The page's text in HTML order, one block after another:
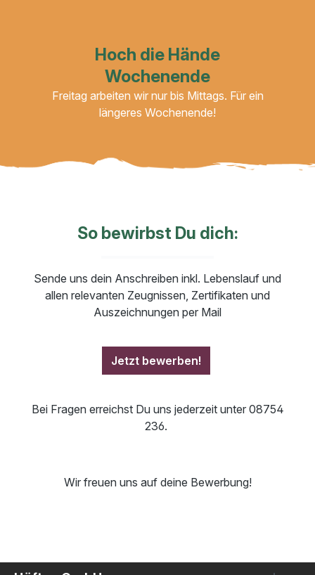
Hoch die Hände
Wochenende
Freitag arbeiten wir nur bis Mittags. Für ein
längeres Wochenende!
So bewirbst Du dich:
Sende uns dein Anschreiben inkl. Lebenslauf und
allen relevanten Zeugnissen, Zertifikaten und
Auszeichnungen per Mail
Jetzt bewerben!
Bei Fragen erreichst Du uns jederzeit unter 08754
236.
Wir freuen uns auf deine Bewerbung!